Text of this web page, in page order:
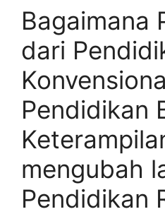
Bagaimana
dari
Pendidikan
mengubah
Pendidikan